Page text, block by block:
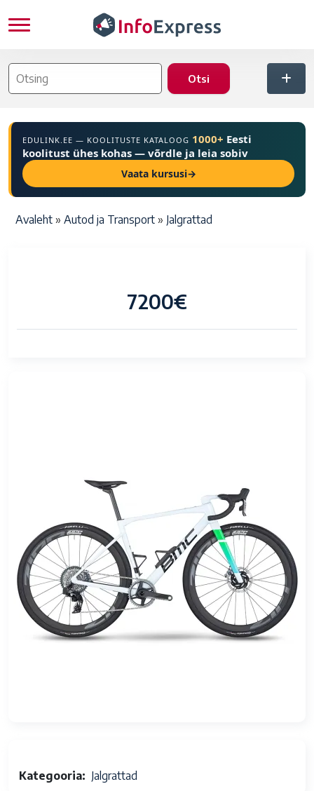
EDULINK.EE — KOOLITUSTE KATALOOG 1000+ Eesti
koolitust ühes kohas — võrdle ja leia sobiv
Vaata kursusi→
Leivapuru
Avaleht Autod ja Transport Jalgrattad
7200€
Kategooria Jalgrattad